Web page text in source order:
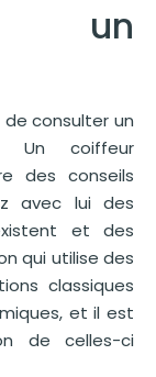
un
consulter un
Un coiffeur
des conseils
avec lui des
et des
qui utilise des
classiques
et il est
de celles-ci